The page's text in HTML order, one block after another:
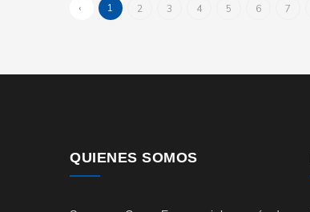
‹ 1 2 3 4 5 6 7
QUIENES SOMOS